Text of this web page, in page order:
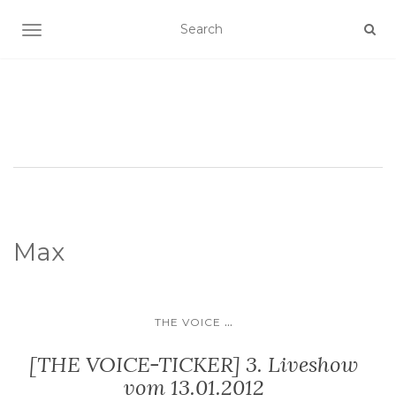
SCHALTE NAVIGATION
Max
THE VOICE ...
[THE VOICE-TICKER] 3. Liveshow
vom 13.01.2012